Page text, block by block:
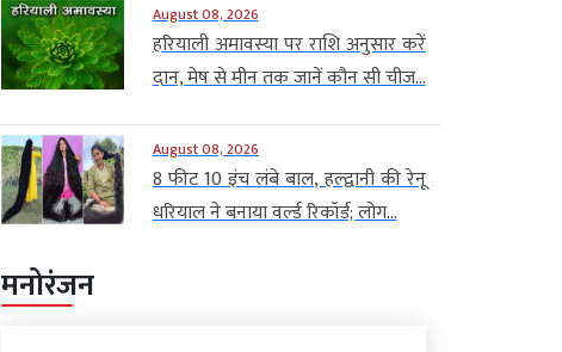
August 08, 2026
हरियाली अमावस्या पर राशि अनुसार करें
दान, मेष से मीन तक जानें कौन सी चीज...
August 08, 2026
8 फीट 10 इंच लंबे बाल, हल्द्वानी की रेनू
धरियाल ने बनाया वर्ल्ड रिकॉर्ड; लोग...
मनोरंजन